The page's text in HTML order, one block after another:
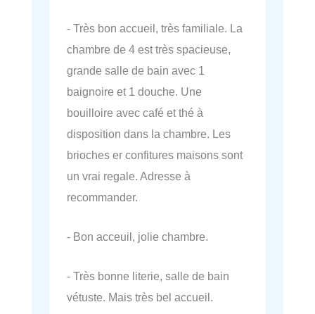
- Très bon accueil, très familiale. La
chambre de 4 est très spacieuse,
grande salle de bain avec 1
baignoire et 1 douche. Une
bouilloire avec café et thé à
disposition dans la chambre. Les
brioches er confitures maisons sont
un vrai regale. Adresse à
recommander.
- Bon acceuil, jolie chambre.
- Très bonne literie, salle de bain
vétuste. Mais très bel accueil.